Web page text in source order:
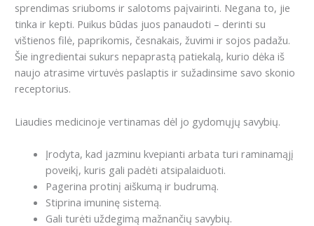
sprendimas sriuboms ir salotoms paįvairinti. Negana to, jie
tinka ir kepti. Puikus būdas juos panaudoti – derinti su
vištienos filė, paprikomis, česnakais, žuvimi ir sojos padažu.
Šie ingredientai sukurs nepaprastą patiekalą, kurio dėka iš
naujo atrasime virtuvės paslaptis ir sužadinsime savo skonio
receptorius.
Liaudies medicinoje vertinamas dėl jo gydomųjų savybių.
Įrodyta, kad jazminu kvepianti arbata turi raminamąjį
poveikį, kuris gali padėti atsipalaiduoti.
Pagerina protinį aiškumą ir budrumą.
Stiprina imuninę sistemą.
Gali turėti uždegimą mažnančių savybių.